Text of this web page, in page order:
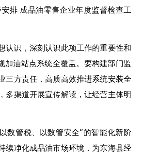
排 成品油零售企业年度监督检查工
认识，深刻认识此项工作的重要性和
加油站点系统全覆盖。要构建部门监
三方责任，高质高效推进系统安装全
多渠道开展宣传解读，让经营主体明
数管税、以数管安全”的智能化新阶
续净化成品油市场环境，为东海县经